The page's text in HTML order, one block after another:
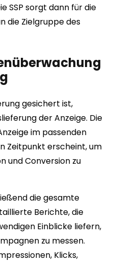
SSP sorgt dann für die
die Zielgruppe des
gesichert ist,
der Anzeige. Die
im passenden
Zeitpunkt erscheint, um
und Conversion zu
die gesamte
Berichte, die
Einblicke liefern,
zu messen.
Klicks,